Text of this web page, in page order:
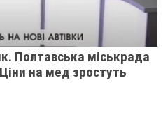
Полтавська міськрада
на мед зростуть